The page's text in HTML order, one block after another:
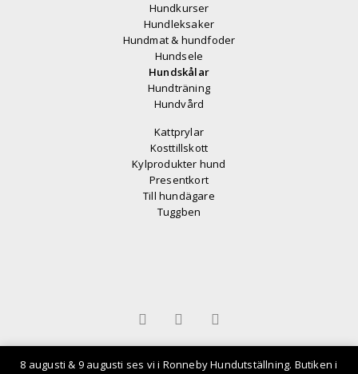
8 augusti & 9 augusti ses vi i Ronneby Hundutställning. Butiken i
Hundkurser
Hundleksaker
Hundmat & hundfoder
Hundsele
Hundskålar
Hundträning
Hundvård
Kattprylar
Kosttillskott
Kylprodukter hund
Presentkort
Till hundägare
Tuggben